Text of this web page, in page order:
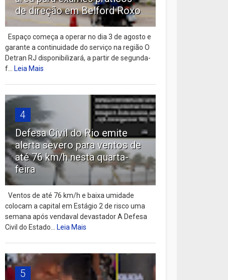
de direção em Belford Roxo
Espaço começa a operar no dia 3 de agosto e
garante a continuidade do serviço na região O
Detran RJ disponibilizará, a partir de segunda-
f...Leia Mais
4
Defesa Civil do Rio emite
alerta severo para ventos de
até 76 km/h nesta quarta-
feira
Ventos de até 76 km/h e baixa umidade
colocam a capital em Estágio 2 de risco uma
semana após vendaval devastador A Defesa
Civil do Estado...Leia Mais
5